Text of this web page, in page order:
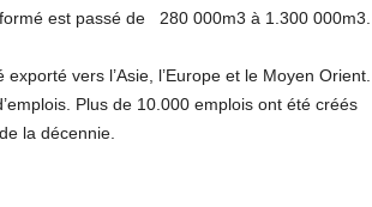
est passé de 280 000m3 à 1.300 000m3.
vers l’Asie, l’Europe et le Moyen Orient.
Plus de 10.000 emplois ont été créés
la décennie.